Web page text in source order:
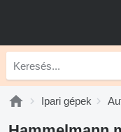
Ipari gépek